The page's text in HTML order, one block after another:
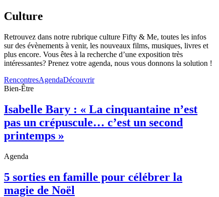
Culture
Retrouvez dans notre rubrique culture Fifty & Me, toutes les infos
sur des évènements à venir, les nouveaux films, musiques, livres et
plus encore. Vous êtes à la recherche d’une exposition très
intéressantes? Prenez votre agenda, nous vous donnons la solution !
RencontresAgendaDécouvrir
Bien-Être
Isabelle Bary : « La cinquantaine n’est
pas un crépuscule… c’est un second
printemps »
Agenda
5 sorties en famille pour célébrer la
magie de Noël